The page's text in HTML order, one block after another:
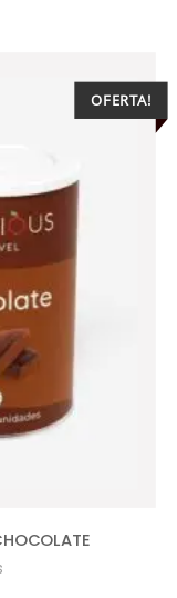
OFERTA!